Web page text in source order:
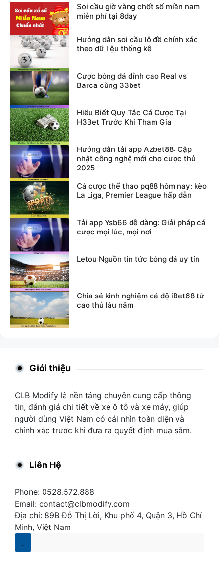
Soi cầu giờ vàng chốt số miền nam
miễn phí tại 8day
Hướng dẫn soi cầu lô đề chính xác
theo dữ liệu thống kê
Cược bóng đá đỉnh cao Real vs
Barca cùng 33bet
Hiểu Biết Quy Tắc Cá Cược Tại
H3Bet Trước Khi Tham Gia
Hướng dẫn tải app Azbet88: Cập
nhật công nghệ mới cho cược thủ
2025
Cá cược thể thao pq88 hôm nay: kèo
La Liga, Premier League hấp dẫn
Tải app Ysb66 dễ dàng: Giải pháp cá
cược mọi lúc, mọi nơi
Letou Nguồn tin tức bóng đá uy tín
Chia sẻ kinh nghiệm cá độ iBet68 từ
cao thủ lâu năm
Giới thiệu
CLB Modify là nền tảng chuyên cung cấp thông
tin, đánh giá chi tiết về xe ô tô và xe máy, giúp
người dùng Việt Nam có cái nhìn toàn diện và
chính xác trước khi đưa ra quyết định mua sắm.
Liên Hệ
Phone: 0528.572.888
Email: contact@clbmodify.com
Địa chỉ: 89B Đỗ Thị Lời, Khu phố 4, Quận 3, Hồ Chí
Minh, Việt Nam
.